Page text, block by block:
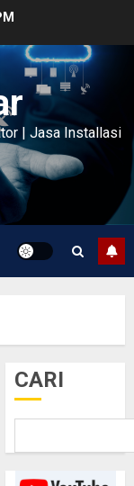
| Jasa Installasi
CARI